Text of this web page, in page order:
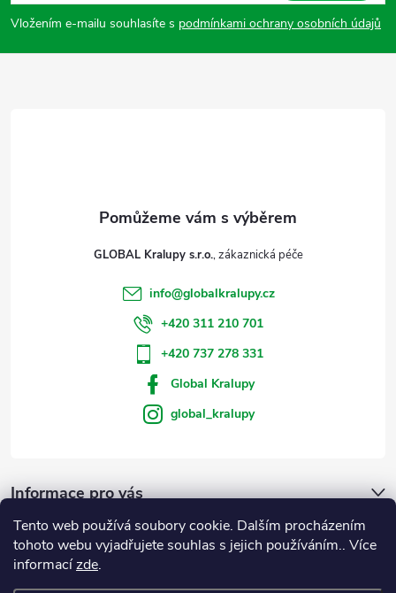
Tento web používá soubory cookie. Dalším procházením
tohoto webu vyjadřujete souhlas s jejich používáním.. Více
informacízde.
p
a
Vložením e-mailu souhlasíte s podmínkami ochrany osobních údajů
Informace pro vás
GLOBAL Kralupy s.r.o.
info@globalkralupy.cz
+420 311 210 701
+420 737 278 331
Global Kralupy
global_kralupy
Přijímáme online platby